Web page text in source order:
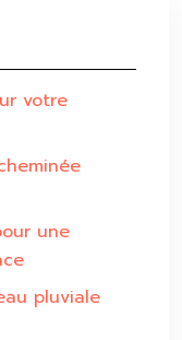
votre
une
pluviale